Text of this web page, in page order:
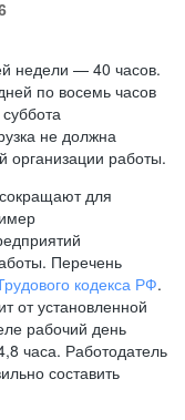
недели — 40 часов.
по восемь часов
не должна
организации работы.
для
Перечень
кодекса РФ.
от установленной
рабочий день
часа. Работодатель
составить